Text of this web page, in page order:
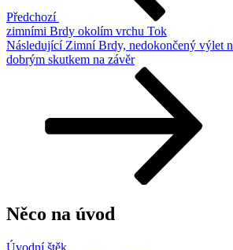
Předchozí
zimními Brdy okolím vrchu Tok
Následující
příspěvek
Následující Zimní Brdy, nedokončený výlet
dobrým skutkem na závěr
Něco na úvod
Úvodní štěk